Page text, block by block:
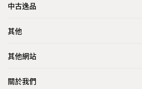
中古逸品
其他
其他網站
關於我們